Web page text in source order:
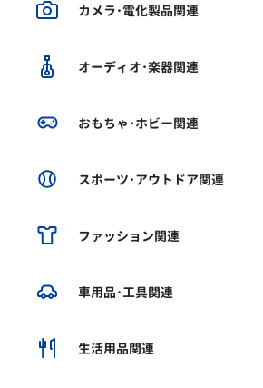
カメラ･電化製品関連
オーディオ･楽器関連
おもちゃ･ホビー関連
スポーツ･アウトドア関連
ファッション関連
車用品･工具関連
生活用品関連